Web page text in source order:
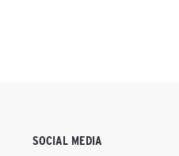
SOCIAL MEDIA